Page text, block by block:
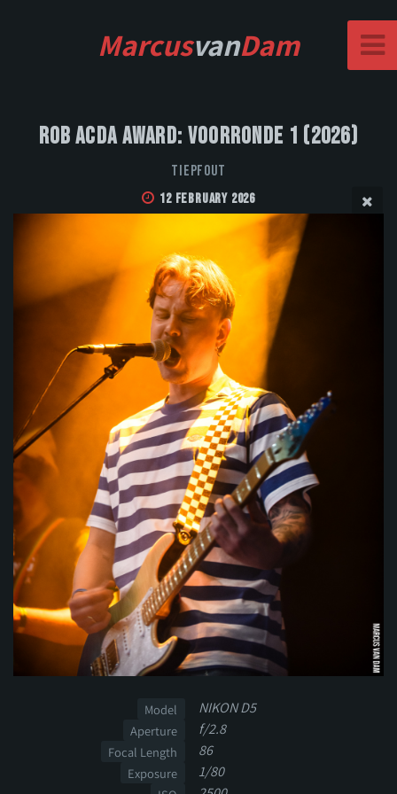
MarcusvanDam
Rob Acda Award: Voorronde 1 (2026)
Tiepfout
12 February 2026
Model NIKON D5
Aperture f/2.8
Focal Length 86
Exposure 1/80